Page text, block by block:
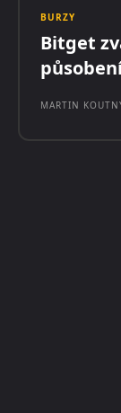
BURZY
Bitget
MARTIN